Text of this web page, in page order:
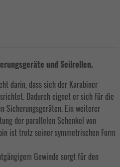
und Seilrollen.
darin, dass sich der Karabiner
Dadurch eignet er sich für die
Sicherungsgeräten. Ein weiterer
der parallelen Schenkel von
ist trotz seiner symmetrischen Form
Gewinde sorgt für den